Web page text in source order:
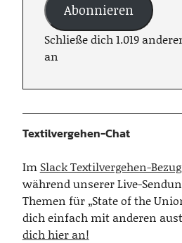
Abonnieren
Schließe dich 1.019
an
Textilvergehen-Chat
Im Slack Textilvergehen-
während unserer Live-
Themen für „State of the
dich einfach mit anderen
dich hier an!